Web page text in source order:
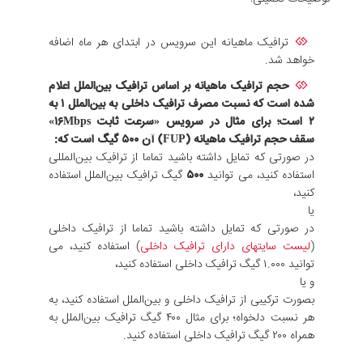
ترافیک ماهیانه این سرویس در ابتدای هر ماه اضافه
خواهد شد.
حجم ترافیک ماهیانه بر اساس ترافیک بین‌الملل اعلام
شده است که نسبت مصرف ترافیک داخلی به بین‌الملل ۱ به
۲ است؛ برای مثال در سرویس «سرعت ثابت ۱۶Mbps»
سقف حجم ترافیک ماهیانه (FUP) آن
۵۰۰ گیگ است که:
در صورتی که تمایل داشته باشید تماما از ترافیک بین‌المللی
استفاده کنید، می توانید ۵۰۰ گیگ ترافیک بین‌الملل استفاده
کنید،
یا
در صورتی که تمایل داشته باشید تماما از ترافیک داخلی
(لیست سایتهای دارای ترافیک داخلی) استفاده کنید، می
توانید ۱.۰۰۰ گیگ ترافیک داخلی استفاده کنید،
و یا
بصورت ترکیبی از ترافیک داخلی و بین‌الملل استفاده کنید، به
هر نسبت دلخواه؛ برای مثال ۴۰۰ گیگ ترافیک بین‌الملل به
همراه ۲۰۰ گیگ ترافیک داخلی استفاده کنید.